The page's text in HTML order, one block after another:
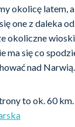
okolicę latem,
one z daleka
okoliczne
ma się co
nad Narwią.
to ok. 60